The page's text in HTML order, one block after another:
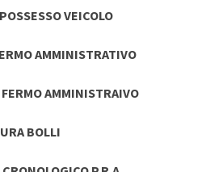
VEICOLO
AMMINISTRATIVO
AMMINISTRAIVO
BOLLI